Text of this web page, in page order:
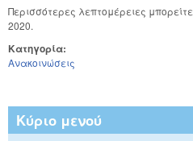
Περισσότερες λεπτομέρειες
2020.
Κατηγορία:
Ανακοινώσεις
Κύριο μενού